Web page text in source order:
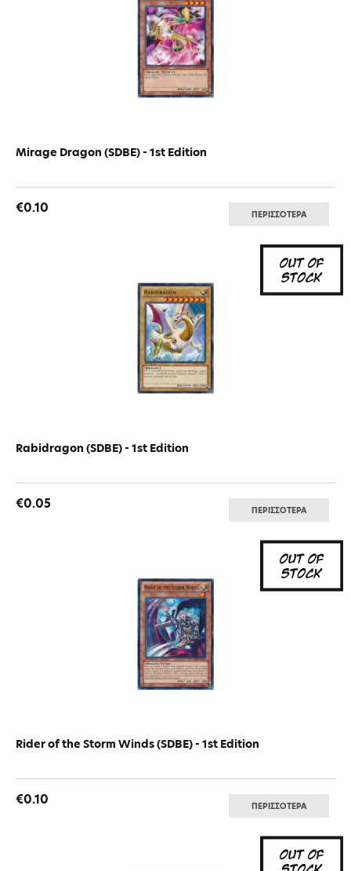
Mirage Dragon (SDBE) - 1st Edition
€0.10 ΠΕΡΙΣΣΟΤΕΡΑ
Rabidragon (SDBE) - 1st Edition
€0.05 ΠΕΡΙΣΣΟΤΕΡΑ
Rider of the Storm Winds (SDBE) - 1st Edition
€0.10 ΠΕΡΙΣΣΟΤΕΡΑ